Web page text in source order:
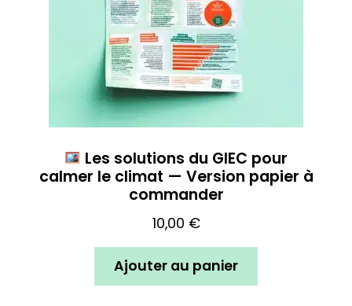
Les solutions du GIEC pour
calmer le climat — Version papier à
commander
10,00 €
Ajouter au panier